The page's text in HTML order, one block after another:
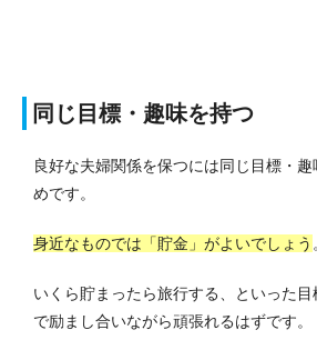
同じ目標・趣味を持つ
良好な夫婦関係を保つには同じ目標・
めです。
身近なものでは「貯金」がよいでしょう
いくら貯まったら旅行する、といった
で励まし合いながら頑張れるはずです。